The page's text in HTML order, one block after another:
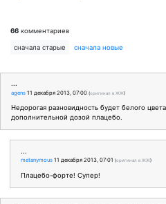
66 комментариев
сначала старые сначала новые
...
agens 11 декабря 2013, 07:00 (оригинал в ЖЖ)
Недорогая разновидность будет белого
дополнительной дозой плацебо.
...
metanymous 11 декабря 2013, 07:01 (оригинал в ЖЖ)
Плацебо-форте! Супер!